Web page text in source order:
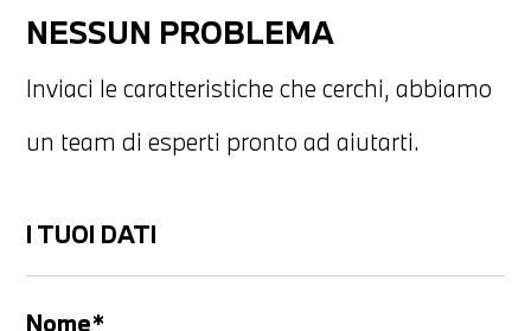
NESSUN PROBLEMA
Inviaci le caratteristiche che cerchi, abbiamo
un team di esperti pronto ad aiutarti.
I TUOI DATI
Nome*